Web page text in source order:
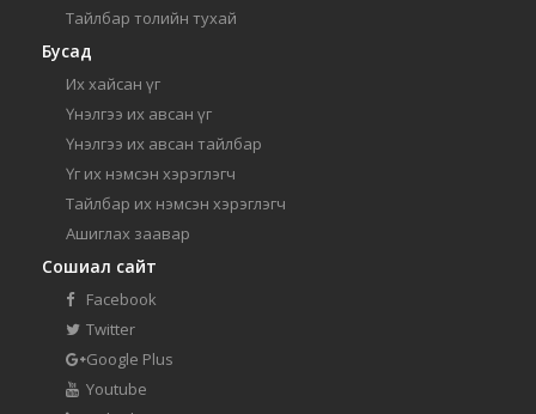
Тайлбар толийн тухай
Бусад
Их хайсан үг
Үнэлгээ их авсан үг
Үнэлгээ их авсан тайлбар
Үг их нэмсэн хэрэглэгч
Тайлбар их нэмсэн хэрэглэгч
Ашиглах заавар
Сошиал сайт
Facebook
Twitter
Google Plus
Youtube